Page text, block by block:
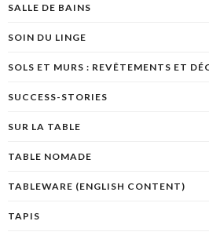
SALLE DE BAINS
SOIN DU LINGE
SOLS ET MURS : REVÊTEMENTS ET
SUCCESS-STORIES
SUR LA TABLE
TABLE NOMADE
TABLEWARE (ENGLISH CONTENT)
TAPIS